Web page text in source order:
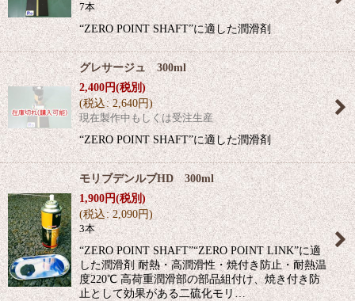
7本
“ZERO POINT SHAFT”に適した潤滑剤
グレサージュ 300ml
2,400円(税別)
(税込: 2,640円)
現在製作中もしくは受注生産
“ZERO POINT SHAFT”に適した潤滑剤
モリブデンルブHD 300ml
1,900円(税別)
(税込: 2,090円)
3本
“ZERO POINT SHAFT”“ZERO POINT LINK”に適
した潤滑剤 耐熱・高潤滑性・焼付き防止・耐熱温
度220℃ 高荷重潤滑部の部品組付け、焼き付き防
止として効果がある二硫化モリ…